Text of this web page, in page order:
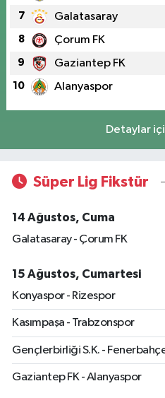
7 Galatasaray
8 Çorum FK
9 Gaziantep FK
10 Alanyaspor
Detaylar
Süper Lig Fikstür
14 Ağustos, Cuma
Galatasaray - Çorum FK
15 Ağustos, Cumartesi
Konyaspor - Rizespor
Kasımpaşa - Trabzonspor
Gençlerbirliği S.K. -
Gaziantep FK - Alanyaspor